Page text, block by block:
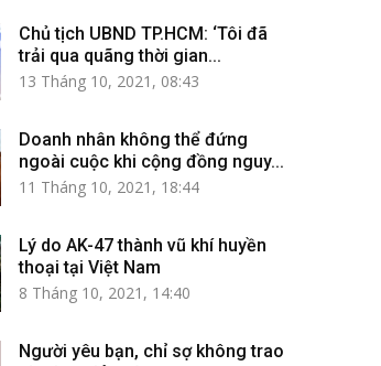
Chủ tịch UBND TP.HCM: ‘Tôi đã
trải qua quãng thời gian...
13 Tháng 10, 2021, 08:43
Doanh nhân không thể đứng
ngoài cuộc khi cộng đồng nguy...
11 Tháng 10, 2021, 18:44
Lý do AK-47 thành vũ khí huyền
thoại tại Việt Nam
8 Tháng 10, 2021, 14:40
Người yêu bạn, chỉ sợ không trao